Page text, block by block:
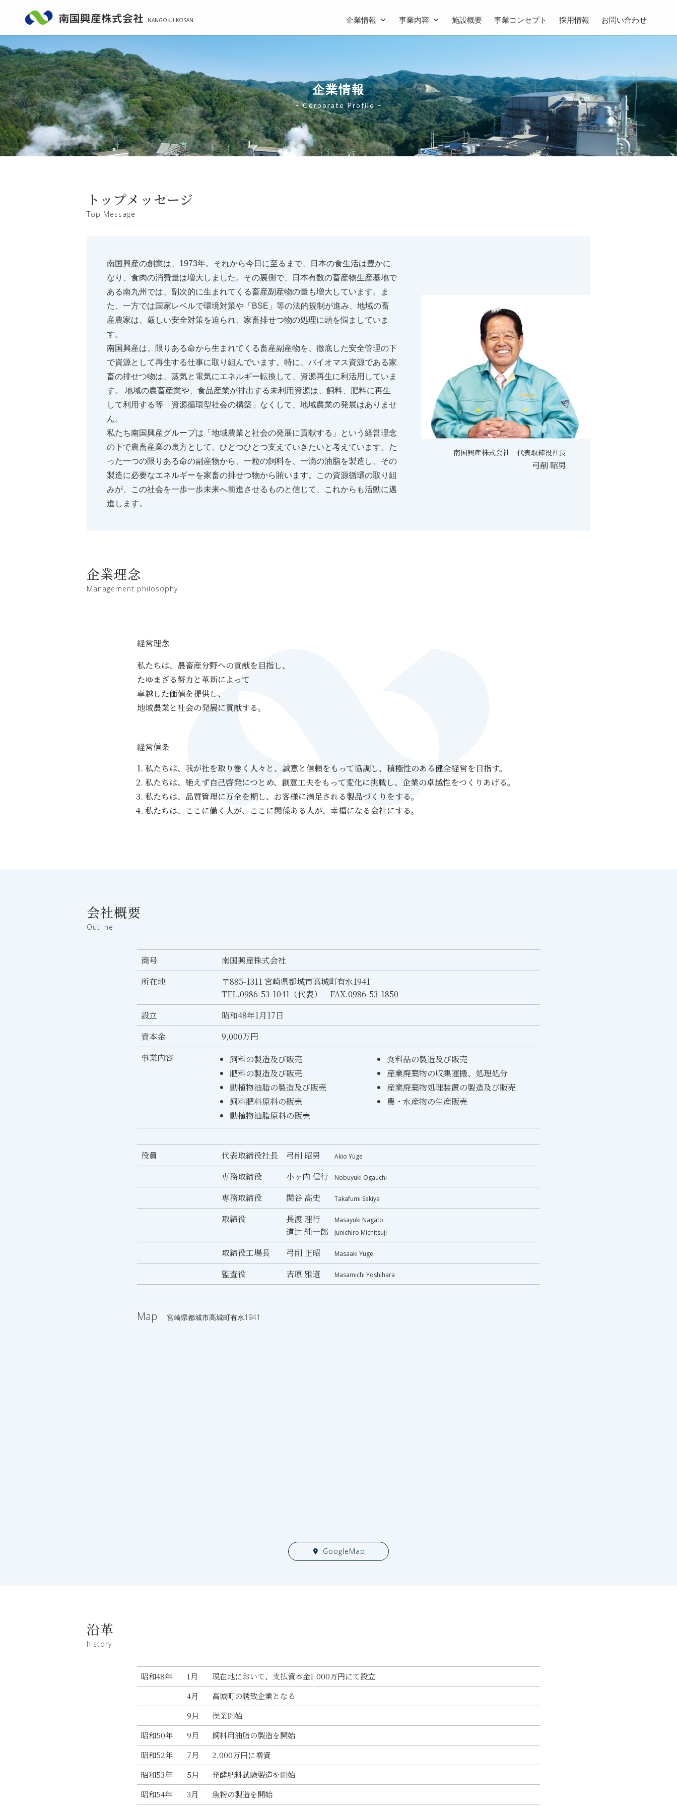
企業情報 事業内容 施設概要 事業コンセプト 採用情報 お問い合わせ
企業情報
– Corporate Profile –
トップメッセージ
Top Message
南国興産の創業は、1973年。それから今日に至るまで、日本の食生活は豊かに
なり、食肉の消費量は増大しました。その裏側で、日本有数の畜産物生産基地で
ある南九州では、副次的に生まれてくる畜産副産物の量も増大しています。ま
た、一方では国家レベルで環境対策や「BSE」等の法的規制が進み、地域の畜
産農家は、厳しい安全対策を迫られ、家畜排せつ物の処理に頭を悩ましていま
す。
南国興産は、限りある命から生まれてくる畜産副産物を、徹底した安全管理の下
で資源として再生する仕事に取り組んでいます。特に、バイオマス資源である家
畜の排せつ物は、蒸気と電気にエネルギー転換して、資源再生に利活用していま
す。 地域の農畜産業や、食品産業が排出する未利用資源は、飼料、肥料に再生
して利用する等「資源循環型社会の構築」なくして、地域農業の発展はありませ
ん。
私たち南国興産グループは「地域農業と社会の発展に貢献する」という経営理念
の下で農畜産業の裏方として、ひとつひとつ支えていきたいと考えています。た
った一つの限りある命の副産物から、一粒の飼料を、一滴の油脂を製造し、その
製造に必要なエネルギーを家畜の排せつ物から賄います。この資源循環の取り組
みが、この社会を一歩一歩未来へ前進させるものと信じて、これからも活動に邁
進します。
南国興産株式会社 代表取締役社長
弓削 昭男
企業理念
Management philosophy
経営理念
私たちは、農畜産分野への貢献を目指し、
たゆまざる努力と革新によって
卓越した価値を提供し、
地域農業と社会の発展に貢献する。
経営信条
私たちは、我が社を取り巻く人々と、誠意と信頼をもって協調し、積極性のある健全経営を目指す。
私たちは、絶えず自己啓発につとめ、創意工夫をもって変化に挑戦し、企業の卓越性をつくりあげる。
私たちは、品質管理に万全を期し、お客様に満足される製品づくりをする。
私たちは、ここに働く人が、ここに関係ある人が、幸福になる会社にする。
会社概要
Outline
商号
南国興産株式会社
所在地
〒885-1311 宮崎県都城市高城町有水1941
TEL.0986-53-1041（代表） FAX.0986-53-1850
設立
昭和48年1月17日
資本金
9,000万円
事業内容
飼料の製造及び販売
肥料の製造及び販売
動植物油脂の製造及び販売
飼料肥料原料の販売
動植物油脂原料の販売
食料品の製造及び販売
産業廃棄物の収集運搬、処理処分
産業廃棄物処理装置の製造及び販売
農・水産物の生産販売
役員 代表取締役社長 弓削 昭男 Akio Yuge
専務取締役 小ヶ内 信行 Nobuyuki Ogauchi
専務取締役 関谷 高史 Takafumi Sekiya
取締役 長渡 理行 Masayuki Nagato
道辻 純一郎 Junichiro Michitsuji
取締役工場長 弓削 正昭 Masaaki Yuge
監査役 吉原 雅道 Masamichi Yoshihara
Map 宮崎県都城市高城町有水1941
GoogleMap
沿革
history
昭和48年 1月
現在地において、支払資本金1,000万円にて設立
4月
高城町の誘致企業となる
9月
操業開始
昭和50年
9月
飼料用油脂の製造を開始
昭和52年
7月
2,000万円に増資
昭和53年
5月
発酵肥料試験製造を開始
昭和54年
3月 魚粉の製造を開始